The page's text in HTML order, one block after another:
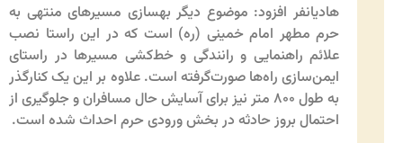
هادیانفر افزود: موضوع دیگر بهسازی مسیرهای منتهی به
حرم مطهر امام خمینی (ره) است که در این راستا نصب
علائم راهنمایی و رانندگی و خط‌کشی مسیرها در راستای
ایمن‌سازی راه‌ها صورت‌گرفته است. علاوه بر این یک کنارگذر
به طول ۸۰۰ متر نیز برای آسایش حال مسافران و جلوگیری از
احتمال بروز حادثه در بخش ورودی حرم احداث شده است.